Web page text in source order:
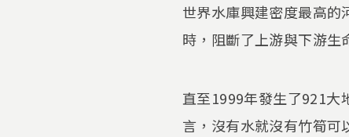
世界水庫興建密度最高的
時，阻斷了上游與下游生
直至1999年發生了921大
言，沒有水就沒有竹筍可